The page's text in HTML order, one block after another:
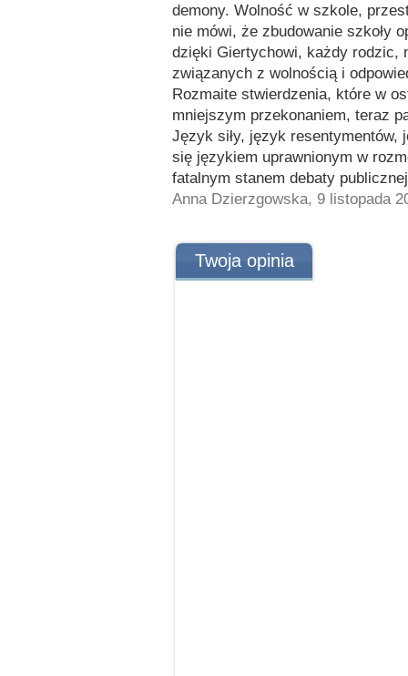
demony. Wolność w szkole,
nie mówi, że zbudowanie szkoły
dzięki Giertychowi, każdy rodzic,
związanych z wolnością i
Rozmaite stwierdzenia, które w
mniejszym przekonaniem, teraz
Język siły, język
się językiem uprawnionym w
fatalnym stanem debaty
Anna Dzierzgowska, 9 listopada
Twoja opinia